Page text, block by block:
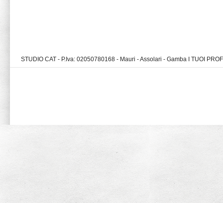
STUDIO CAT - P.Iva: 02050780168 - Mauri - Assolari - Gamba I TUOI